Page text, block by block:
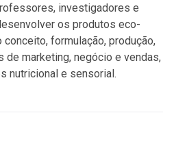
investigadores e
os produtos eco-
formulação, produção,
de marketing, negócio e vendas,
nutricional e sensorial.